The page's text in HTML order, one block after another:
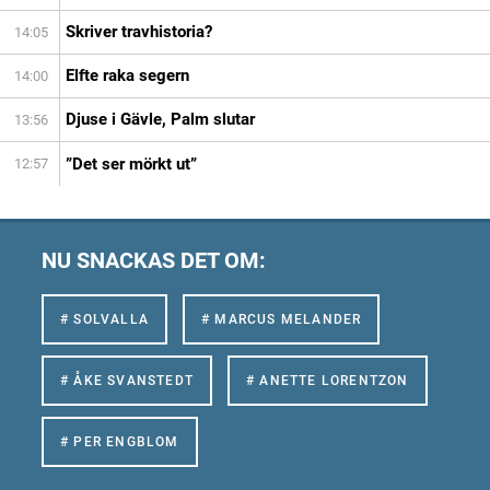
14:05 Skriver travhistoria?
14:00 Elfte raka segern
13:56 Djuse i Gävle, Palm slutar
12:57 ”Det ser mörkt ut”
NU SNACKAS DET OM:
# SOLVALLA # MARCUS MELANDER
# ÅKE SVANSTEDT # ANETTE LORENTZON
# PER ENGBLOM